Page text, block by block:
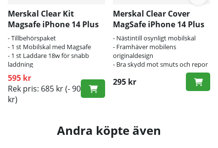
Merskal Clear Kit
Magsafe iPhone 14 Plus
- Tillbehörspaket
- 1 st Mobilskal med Magsafe
- 1 st Laddare 18w för snabb
laddning
595 kr
Rek pris: 685 kr(- 90
kr)
Merskal Clear Cover
MagSafe iPhone 14 Plus
- Nästintill osynligt mobilskal
- Framhäver mobilens
originaldesign
- Bra skydd mot smuts och repor
295 kr
Andra köpte även